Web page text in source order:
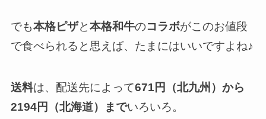
でも本格ピザと本格和牛のコラボがこのお値段
で食べられると思えば、たまにはいいですよね♪
送料は、配送先によって671円（北九州）から
2194円（北海道）までいろいろ。